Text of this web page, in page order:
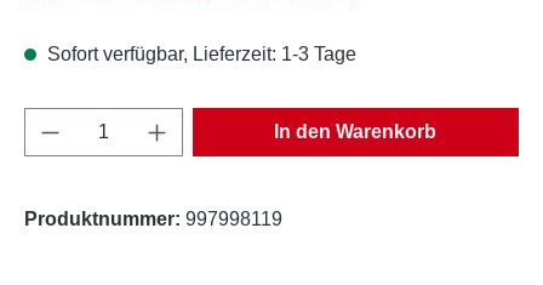
Sofort verfügbar, Lieferzeit: 1-3 Tage
Produkt Anzahl: Gib den gewünschten
In den Warenkorb
Produktnummer: 997998119